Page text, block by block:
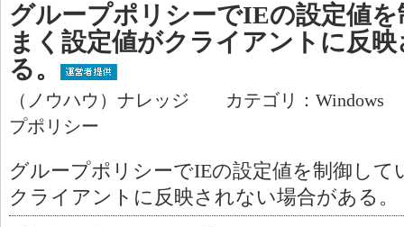
グループポリシーでIEの設定値
まく設定値がクライアントに反
る。
（ノウハウ）ナレッジ カテゴリ：Windows
プポリシー
グループポリシーでIEの設定値を制御し
クライアントに反映されない場合がある。